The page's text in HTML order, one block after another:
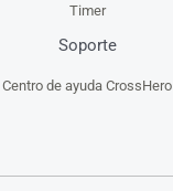
Timer
Soporte
Centro de ayuda CrossHero